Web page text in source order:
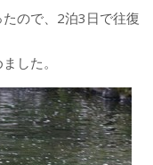
ので、2泊3日で往復
した。